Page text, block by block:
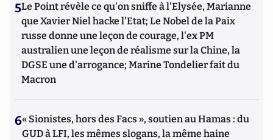
5Le Point révèle ce qu'on sniffe à l'Elysée, Marianne
que Xavier Niel hacke l'Etat; Le Nobel de la Paix
russe donne une leçon de courage, l'ex PM
australien une leçon de réalisme sur la Chine, la
DGSE une d'arrogance; Marine Tondelier fait du
Macron
6« Sionistes, hors des Facs », soutien au Hamas : du
GUD à LFI, les mêmes slogans, la même haine